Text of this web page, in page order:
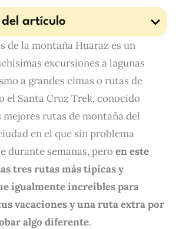
artículo
de la montaña Huaraz es un
excursiones a lagunas
a grandes cimas o rutas de
el Santa Cruz Trek, conocido
mejores rutas de montaña del
en el que sin problema
durante semanas, peroen este
tres rutas más típicas y
igualmente increíbles para
vacaciones y una ruta extra por
algo diferente.